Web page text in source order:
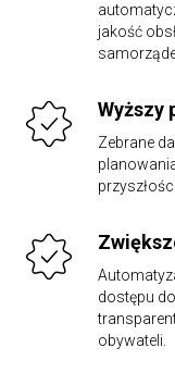
jakość
Wyższy
Zebrane
dostępu
obywateli.